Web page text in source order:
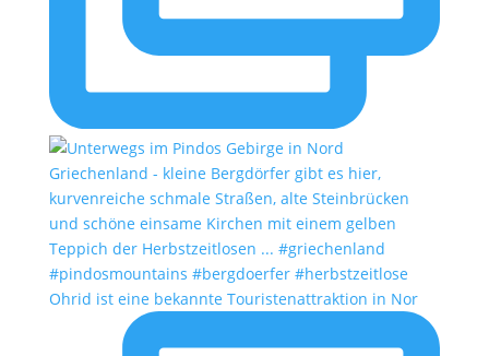
Ohrid ist eine bekannte Touristenattraktion in Nor